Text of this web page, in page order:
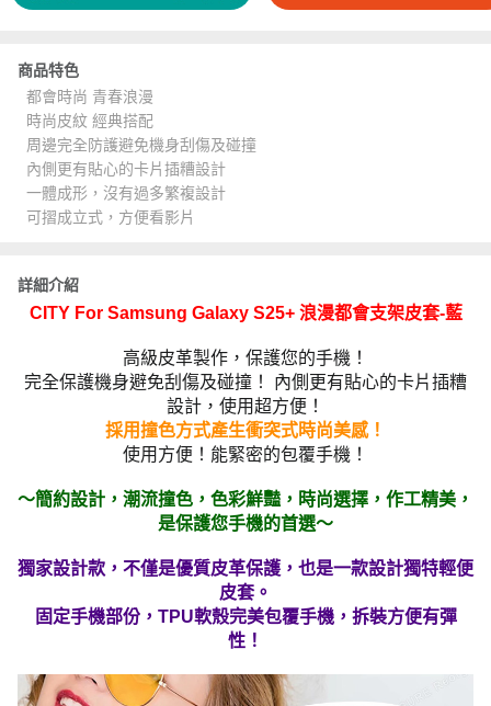
商品特色
都會時尚 青春浪漫
時尚皮紋 經典搭配
周邊完全防護避免機身刮傷及碰撞
內側更有貼心的卡片插糟設計
一體成形，沒有過多繁複設計
可摺成立式，方便看影片
詳細介紹
CITY For Samsung Galaxy S25+ 浪漫都會支架皮套-藍
高級皮革製作，保護您的手機！
完全保護機身避免刮傷及碰撞！ 內側更有貼心的卡片插糟
設計，使用超方便！
採用撞色方式產生衝突式時尚美感！
使用方便！能緊密的包覆手機！
～簡約設計，潮流撞色，色彩鮮豔，時尚選擇，作工精美，
是保護您手機的首選～
獨家設計款，不僅是優質皮革保護，也是一款設計獨特輕便
皮套。
固定手機部份，TPU軟殼完美包覆手機，拆裝方便有彈
性！